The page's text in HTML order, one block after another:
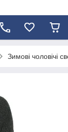
Зимові чоловічі